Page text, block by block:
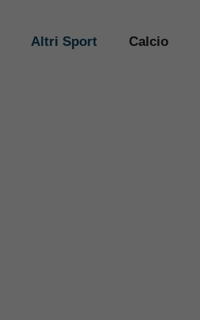
Altri Sport Calcio